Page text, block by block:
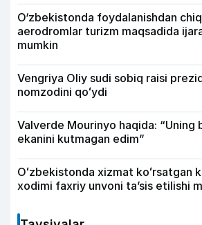
O‘zbekistonda foydalanishdan
aerodromlar turizm maqsadida
mumkin
Vengriya Oliy sudi sobiq raisi
nomzodini qoʻydi
Valverde Mourinyo haqida: “Uning
ekanini kutmagan edim”
Oʻzbekistonda xizmat koʻrsatgan
xodimi faxriy unvoni taʼsis etilishi